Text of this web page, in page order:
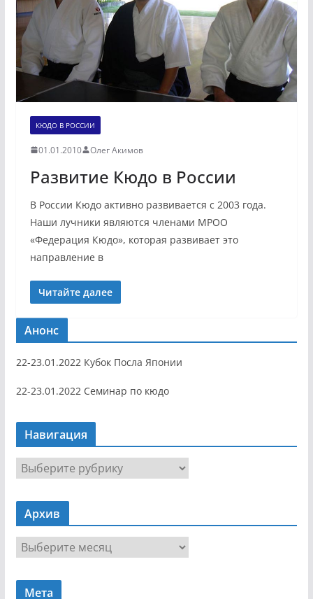
КЮДО В РОССИИ
01.01.2010 Олег Акимов
Развитие Кюдо в России
В России Кюдо активно развивается с 2003 года.
Наши лучники являются членами МРОО
«Федерация Кюдо», которая развивает это
направление в
Читайте далее
Анонс
22-23.01.2022 Кубок Посла Японии
22-23.01.2022 Семинар по кюдо
Навигация
Н
а
в
г
Архив
р
х
Мета